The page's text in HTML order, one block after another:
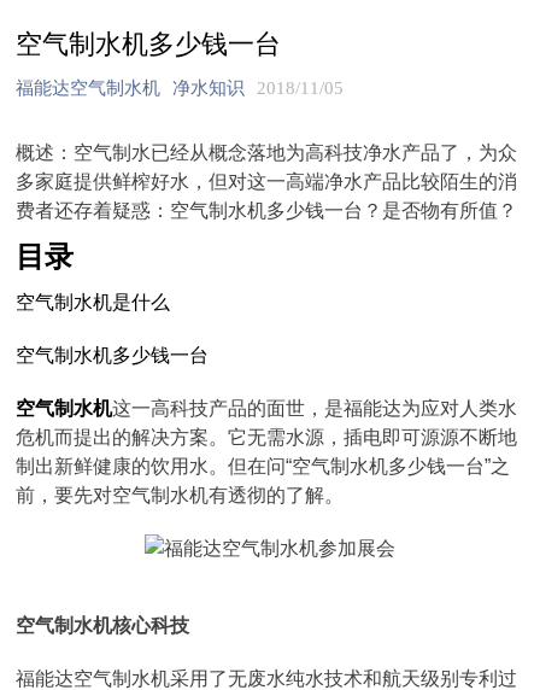
空气制水机多少钱一台
福能达空气制水机 净水知识 2018/11/05
概述：空气制水已经从概念落地为高科技净水产品了，为众
多家庭提供鲜榨好水，但对这一高端净水产品比较陌生的消
费者还存着疑惑：空气制水机多少钱一台？是否物有所值？
目录
空气制水机是什么
空气制水机多少钱一台
空气制水机这一高科技产品的面世，是福能达为应对人类水
危机而提出的解决方案。它无需水源，插电即可源源不断地
制出新鲜健康的饮用水。但在问“空气制水机多少钱一台”之
前，要先对空气制水机有透彻的了解。
空气制水机核心科技
福能达空气制水机采用了无废水纯水技术和航天级别专利过